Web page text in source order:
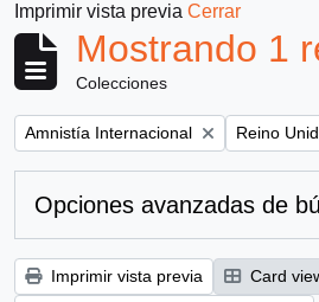
Imprimir vista previa Cerrar
Mostrando 1
Colecciones
Remove filter:
Amnistía Internacional Remove
Reino
Opciones avanzadas de
Imprimir vista previa Card